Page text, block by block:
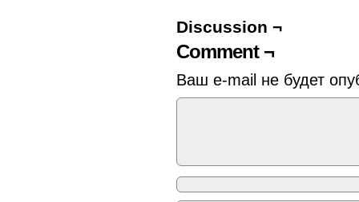
Discussion ¬
Comment ¬
Ваш e-mail не будет